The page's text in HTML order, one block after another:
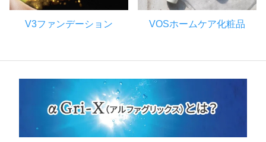
V3ファンデーション VOSホームケア化粧品